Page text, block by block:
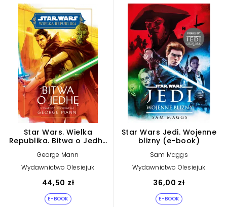
Star Wars. Wielka
Republika. Bitwa o Jedhę
George Mann
Wydawnictwo Olesiejuk
44,50 zł
E-BOOK
Star Wars Jedi. Wojenne
blizny (e-book)
Sam Maggs
Wydawnictwo Olesiejuk
36,00 zł
E-BOOK